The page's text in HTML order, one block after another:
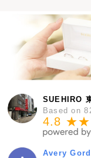
SUEHIRO
Based on
4.8
Avery